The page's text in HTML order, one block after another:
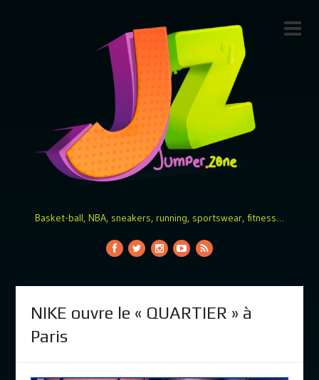
Basket-ball, NBA, sneakers, running, sportswear, fitness…
NIKE ouvre le « QUARTIER » à
Paris